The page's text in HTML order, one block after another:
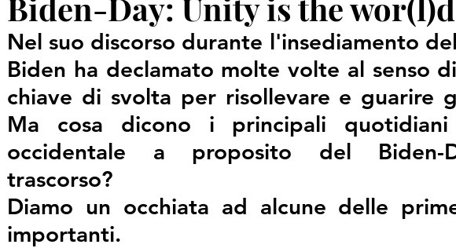
Nel suo discorso durante l'insediamento
Biden ha declamato molte volte al senso
chiave di svolta per risollevare e guarire
Ma cosa dicono i principali
occidentale a proposito del Biden-
trascorso?
Diamo un occhiata ad alcune delle
importanti.